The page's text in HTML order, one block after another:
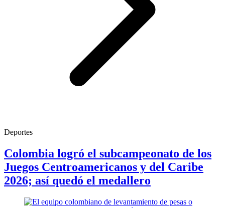
Deportes
Colombia logró el subcampeonato de los
Juegos Centroamericanos y del Caribe
2026; así quedó el medallero